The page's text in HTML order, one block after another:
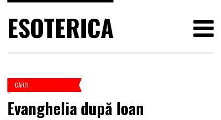
ESOTERICA
CĂRŢI
Evanghelia după Ioan